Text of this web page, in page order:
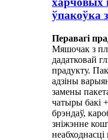
ўпакоўка
Перавагі
Мяшочак з
дадатковай
прадукту.
адзіны
замены
чатыры бакі
брэндаў,
зніжэнне